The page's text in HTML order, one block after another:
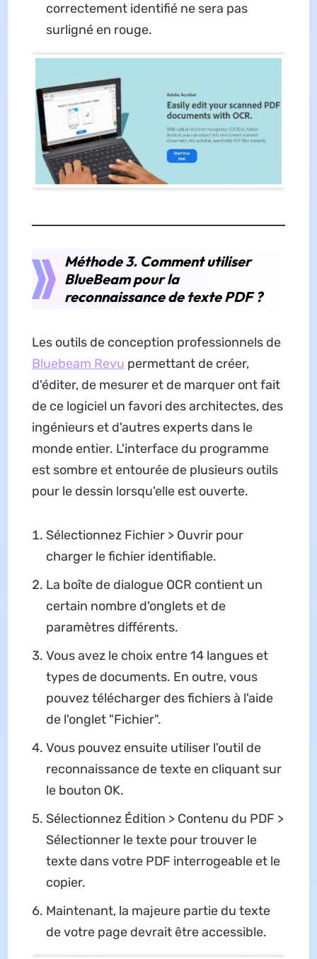
correctement identifié ne sera pas
surligné en rouge.
Méthode 3. Comment utiliser
BlueBeam pour la
reconnaissance de texte PDF ?
Les outils de conception professionnels de
Bluebeam Revu permettant de créer,
d'éditer, de mesurer et de marquer ont fait
de ce logiciel un favori des architectes, des
ingénieurs et d'autres experts dans le
monde entier. L'interface du programme
est sombre et entourée de plusieurs outils
pour le dessin lorsqu'elle est ouverte.
Sélectionnez Fichier > Ouvrir pour
charger le fichier identifiable.
La boîte de dialogue OCR contient un
certain nombre d'onglets et de
paramètres différents.
Vous avez le choix entre 14 langues et
types de documents. En outre, vous
pouvez télécharger des fichiers à l'aide
de l'onglet "Fichier".
Vous pouvez ensuite utiliser l'outil de
reconnaissance de texte en cliquant sur
le bouton OK.
Sélectionnez Édition > Contenu du PDF >
Sélectionner le texte pour trouver le
texte dans votre PDF interrogeable et le
copier.
Maintenant, la majeure partie du texte
de votre page devrait être accessible.